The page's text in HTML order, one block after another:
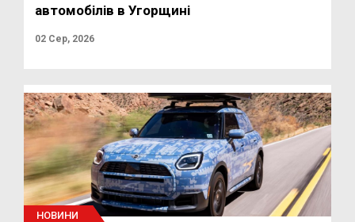
автомобілів в Угорщині
02 Сер, 2026
НОВИНИ